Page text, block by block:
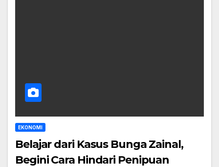
EKONOMI
Belajar dari Kasus Bunga Zainal,
Begini Cara Hindari Penipuan